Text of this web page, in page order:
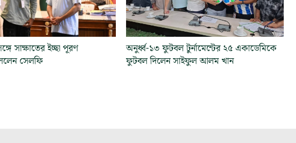
সাক্ষাতের ইচ্ছা পূরণ
সেলফি
অনুর্ধ্ব-১৩ ফুটবল টুর্নামেন্টের ২৫ একাডেমিকে
ফুটবল দিলেন সাইফুল আলম খান